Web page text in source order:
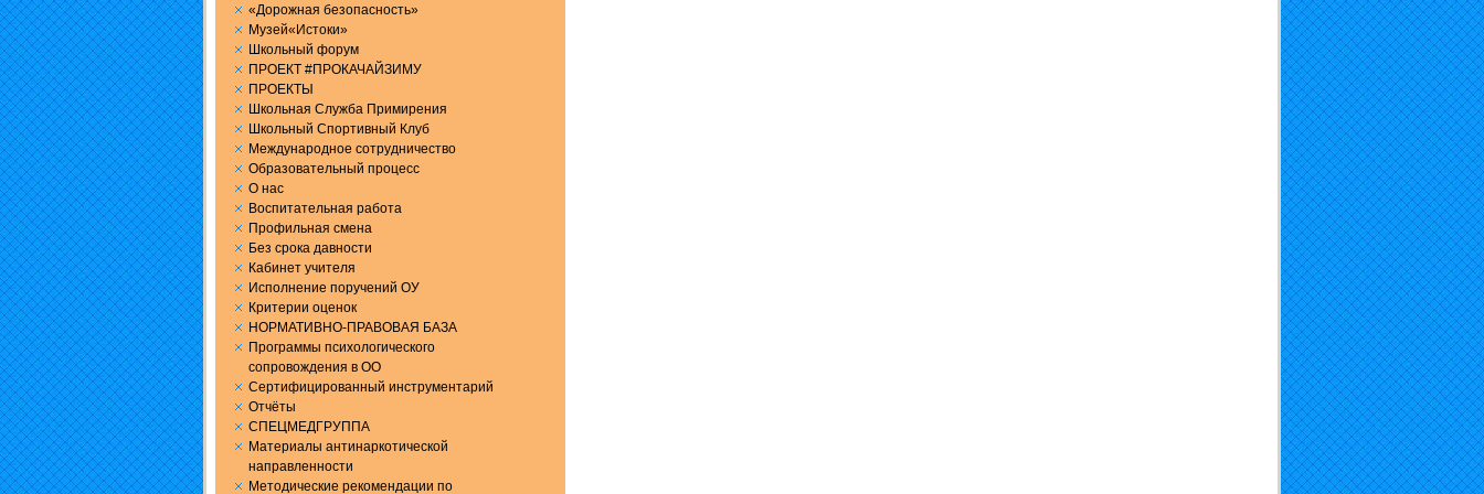
«Дорожная безопасность»
Музей«Истоки»
Школьный форум
ПРОЕКТ #ПРОКАЧАЙЗИМУ
ПРОЕКТЫ
Школьная Служба Примирения
Школьный Спортивный Клуб
Международное сотрудничество
Образовательный процесс
О нас
Воспитательная работа
Профильная смена
Без срока давности
Кабинет учителя
Исполнение поручений ОУ
Критерии оценок
НОРМАТИВНО-ПРАВОВАЯ БАЗА
Программы психологического
сопровождения в ОО
Сертифицированный инструментарий
Отчёты
СПЕЦМЕДГРУППА
Материалы антинаркотической
направленности
Методические рекомендации по